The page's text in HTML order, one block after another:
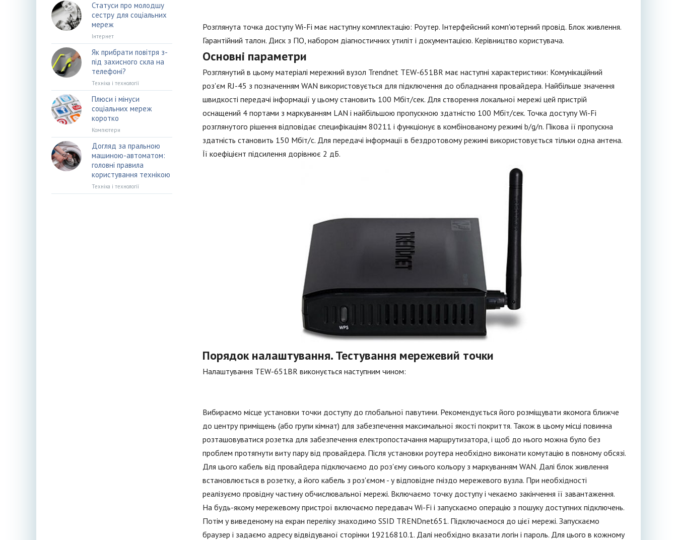
Розглянута точка доступу Wi-Fi має наступну комплектацію: Роутер. Інтерфейсний комп'ютерний провід. Блок живлення.
Гарантійний талон. Диск з ПО, набором діагностичних утиліт і документацією. Керівництво користувача.
Основні параметри
Розглянутий в цьому матеріалі мережний вузол Trendnet TEW-651BR має наступні характеристики: Комунікаційний
роз'єм RJ-45 з позначенням WAN використовується для підключення до обладнання провайдера. Найбільше значення
швидкості передачі інформації у цьому становить 100 Мбіт/сек. Для створення локальної мережі цей пристрій
оснащений 4 портами з маркуванням LAN і найбільшою пропускною здатністю 100 Мбіт/сек. Точка доступу Wi-Fi
розглянутого рішення відповідає специфікаціям 80211 і функціонує в комбінованому режимі b/g/n. Пікова її пропускна
здатність становить 150 Мбіт/с. Для передачі інформації в бездротовому режимі використовується тільки одна антена.
Її коефіцієнт підсилення дорівнює 2 дБ.
Порядок налаштування. Тестування мережевий точки
Налаштування TEW-651BR виконується наступним чином:
Вибираємо місце установки точки доступу до глобальної павутини. Рекомендується його розміщувати якомога ближче
до центру приміщень (або групи кімнат) для забезпечення максимальної якості покриття. Також в цьому місці повинна
розташовуватися розетка для забезпечення електропостачання маршрутизатора, і щоб до нього можна було без
проблем протягнути виту пару від провайдера. Після установки роутера необхідно виконати комутацію в повному обсязі.
Для цього кабель від провайдера підключаємо до роз'єму синього кольору з маркуванням WAN. Далі блок живлення
встановлюється в розетку, а його кабель з роз'ємом - у відповідне гніздо мережевого вузла. При необхідності
реалізуємо провідну частину обчислювальної мережі. Включаємо точку доступу і чекаємо закінчення її завантаження.
На будь-якому мережевому пристрої включаємо передавач Wi-Fi і запускаємо операцію з пошуку доступних підключень.
Потім у виведеному на екран переліку знаходимо SSID TRENDnet651. Підключаємося до цієї мережі. Запускаємо
браузер і задаємо адресу відвідуваної сторінки 19216810.1. Далі необхідно вказати логін і пароль. Для цього в кожному
Статуси про молодшу
сестру для соціальних
мереж
Інтернет
Як прибрати повітря з-
під захисного скла на
телефоні?
Техніка і технології
Плюси і мінуси
соціальних мереж
коротко
Компютери
Догляд за пральною
машиною-автоматом:
головні правила
користування технікою
Техніка і технології